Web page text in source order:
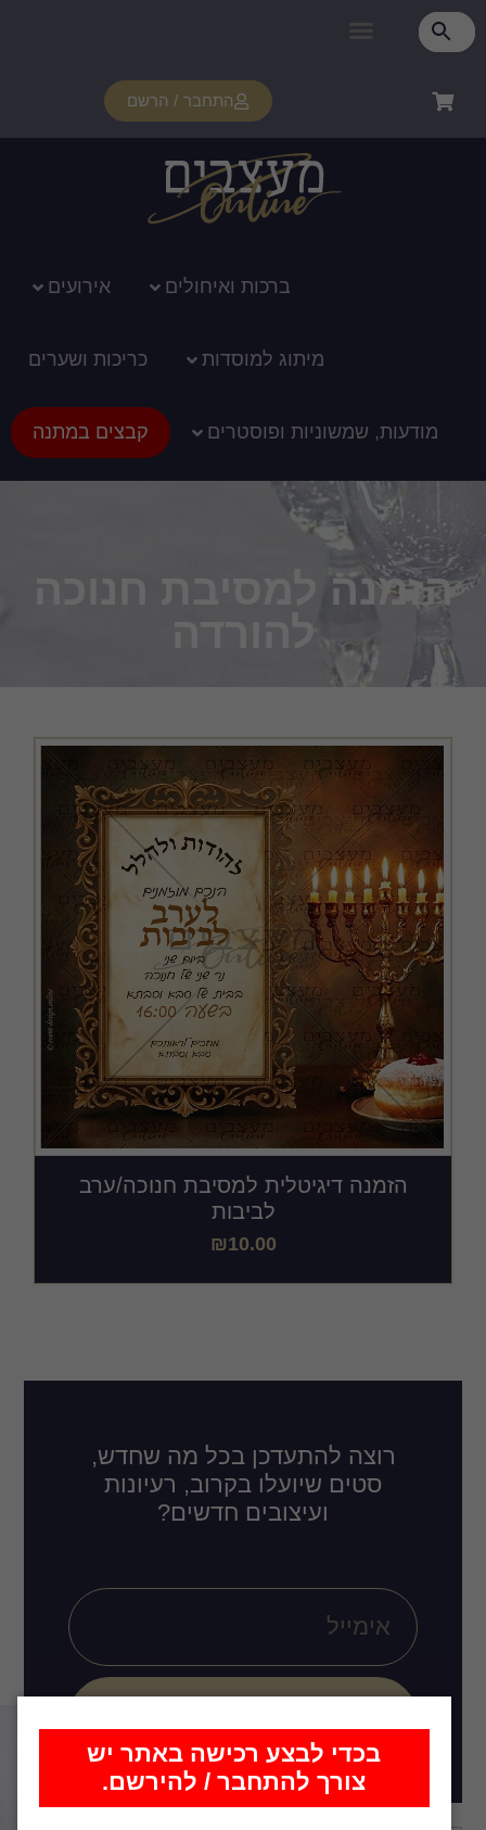
בכדי לבצע רכישה באתר יש
צורך להתחבר / להירשם.
התחבר / הרשם
ברכות ואיחולים אירועים
מיתוג למוסדות כריכות ושערים
מודעות, שמשוניות ופוסטרים קבצים במתנה
הזמנה למסיבת חנוכה
להורדה
הזמנה דיגיטלית למסיבת חנוכה/ערב
לביבות
₪10.00
רוצה להתעדכן בכל מה שחדש,
סטים שיועלו בקרוב, רעיונות
ועיצובים חדשים?